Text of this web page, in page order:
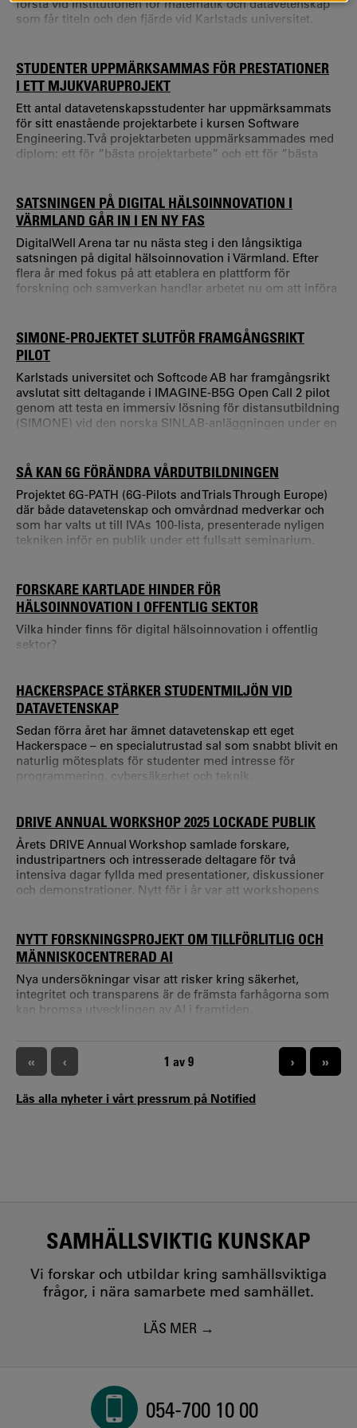
första vid Institutionen för matematik och datavetenskap
som får titeln och den fjärde vid Karlstads universitet.
hjälper studenter att förstå och tänka på nya sätt.
STUDENTER UPPMÄRKSAMMAS FÖR PRESTATIONER
I ETT MJUKVARUPROJEKT
Ett antal datavetenskapsstudenter har uppmärksammats
för sitt enastående projektarbete i kursen Software
Engineering. Två projektarbeten uppmärksammades med
diplom: ett för ”bästa projektarbete” och ett för ”bästa
Det var imponerande att se en så professionell app
utvecklas av studenterna inom en begränsad tidsram.
SATSNINGEN PÅ DIGITAL HÄLSOINNOVATION I
VÄRMLAND GÅR IN I EN NY FAS
DigitalWell Arena tar nu nästa steg i den långsiktiga
satsningen på digital hälsoinnovation i Värmland. Efter
flera år med fokus på att etablera en plattform för
forskning och samverkan handlar arbetet nu om att införa
drivkraft i DigitalWell Arena sedan starten 2019.
SIMONE-PROJEKTET SLUTFÖR FRAMGÅNGSRIKT
PILOT
Karlstads universitet och Softcode AB har framgångsrikt
avslutat sitt deltagande i IMAGINE-B5G Open Call 2 pilot
genom att testa en immersiv lösning för distansutbildning
(SIMONE) vid den norska SINLAB-anläggningen under en
SÅ KAN 6G FÖRÄNDRA VÅRDUTBILDNINGEN
Projektet 6G-PATH (6G-Pilots and Trials Through Europe)
där både datavetenskap och omvårdnad medverkar och
som har valts ut till IVAs 100-lista, presenterade nyligen
tekniken inför en publik under ett fullsatt seminarium.
kommunikationsteknik som 5G och 6G, i kombination
med Extended Reality, XR och Virtual Reality, VR. Målet är
att göra vårdutbildning mer real
FORSKARE KARTLADE HINDER FÖR
HÄLSOINNOVATION I OFFENTLIG SEKTOR
Vilka hinder finns för digital hälsoinnovation i offentlig
sektor?
HACKERSPACE STÄRKER STUDENTMILJÖN VID
DATAVETENSKAP
Sedan förra året har ämnet datavetenskap ett eget
Hackerspace – en specialutrustad sal som snabbt blivit en
naturlig mötesplats för studenter med intresse för
programmering, cybersäkerhet och teknik.
DRIVE ANNUAL WORKSHOP 2025 LOCKADE PUBLIK
Årets DRIVE Annual Workshop samlade forskare,
industripartners och intresserade deltagare för två
intensiva dagar fyllda med presentationer, diskussioner
och demonstrationer. Nytt för i år var att workshopens
akademi och industrin. Öppen del med fokus på aktuell
forskning Den öppna delen inleddes med
välkomsthälsningar från Karlstads universitet och Telia, fö
NYTT FORSKNINGSPROJEKT OM TILLFÖRLITLIG OCH
MÄNNISKOCENTRERAD AI
Nya undersökningar visar att risker kring säkerhet,
integritet och transparens är de främsta farhågorna som
kan bromsa utvecklingen av AI i framtiden.
PAGINERING
« ‹ NUVARANDE SIDA
1 av 9 › »
Läs alla nyheter i vårt pressrum på Notified
SAMHÄLLSVIKTIG KUNSKAP
Vi forskar och utbildar kring samhällsviktiga
frågor, i nära samarbete med samhället.
LÄS MER
054-700 10 00